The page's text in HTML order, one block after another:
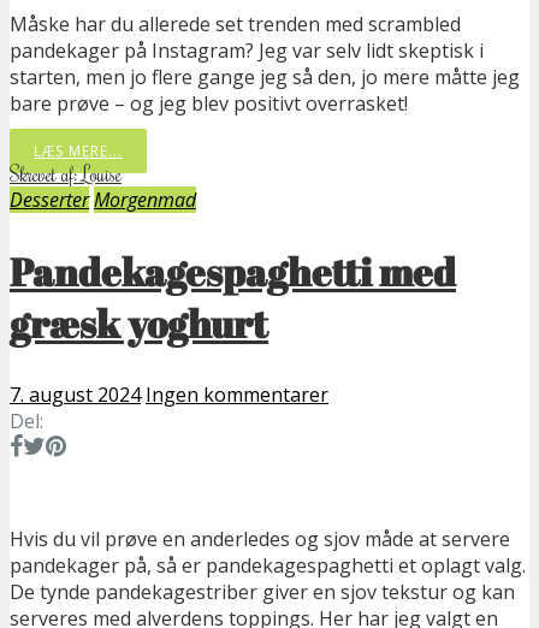
Måske har du allerede set trenden med scrambled
pandekager på Instagram? Jeg var selv lidt skeptisk i
starten, men jo flere gange jeg så den, jo mere måtte jeg
bare prøve – og jeg blev positivt overrasket!
LÆS MERE...
Skrevet af: Louise
DesserterMorgenmad
Pandekagespaghetti med
græsk yoghurt
7. august 2024 Ingen kommentarer
Del:
Hvis du vil prøve en anderledes og sjov måde at servere
pandekager på, så er pandekagespaghetti et oplagt valg.
De tynde pandekagestriber giver en sjov tekstur og kan
serveres med alverdens toppings. Her har jeg valgt en